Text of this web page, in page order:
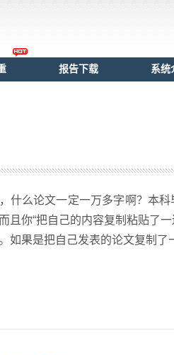
报告下载 系统
什么论文一定一万多字啊？本
且你“把自己的内容复制粘贴了
如果是把自己发表的论文复制了